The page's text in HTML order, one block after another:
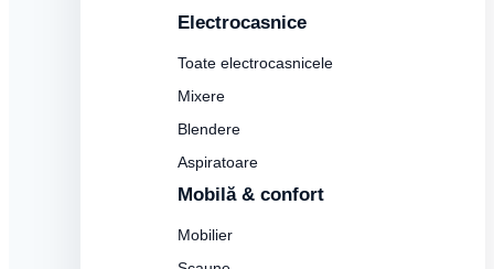
Electrocasnice
Toate electrocasnicele
Mixere
Blendere
Aspiratoare
Mobilă & confort
Mobilier